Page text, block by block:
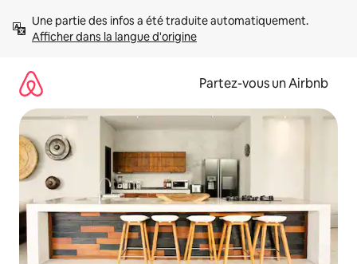
directement
Afficher dans la langue d'origine
Partez-vous un Airbnb